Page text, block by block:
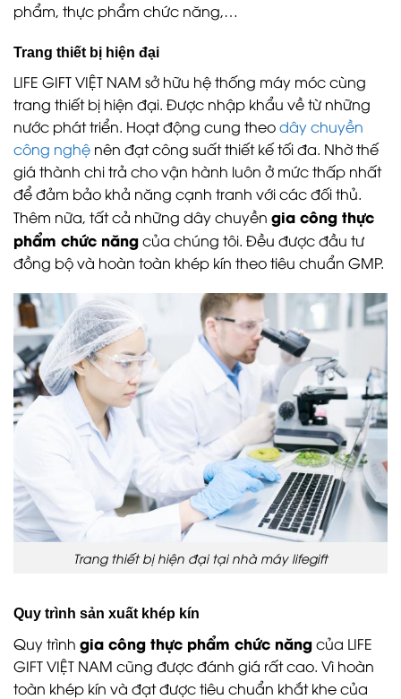
phẩm, thực phẩm chức năng,…
Trang thiết bị hiện đại
LIFE GIFT VIỆT NAM sở hữu hệ thống máy móc cùng
trang thiết bị hiện đại. Được nhập khẩu về từ những
nước phát triển. Hoạt động cung theodây chuyền
công nghệ nên đạt công suất thiết kế tối đa. Nhờ thế
giá thành chi trả cho vận hành luôn ở mức thấp nhất
để đảm bảo khả năng cạnh tranh với các đối thủ.
Thêm nữa, tất cả những dây chuyền gia công thực
phẩm chức năngcủa chúng tôi. Đều được đầu tư
đồng bộ và hoàn toàn khép kín theo tiêu chuẩn GMP.
Trang thiết bị hiện đại tại nhà máy lifegift
Quy trình sản xuất khép kín
Quy trình gia công thực phẩm chức năngcủa LIFE
GIFT VIỆT NAM cũng được đánh giá rất cao. Vì hoàn
toàn khép kín và đạt được tiêu chuẩn khắt khe của